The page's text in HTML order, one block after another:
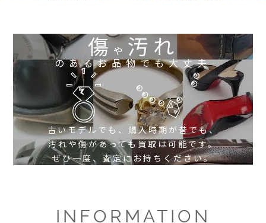
傷や 汚れ
のあるお品物でも大丈夫
古いモデルでも、購入時期が昔でも、
汚れや傷があっても買取は可能です。
ぜひ一度、査定にお持ちください。
INFORMATION